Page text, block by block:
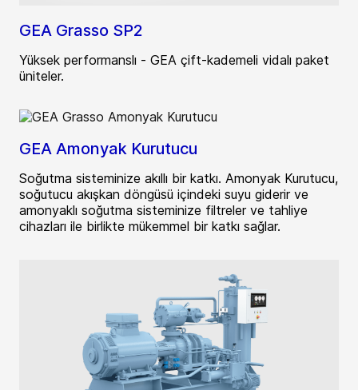
GEA Grasso SP2
Yüksek performanslı - GEA çift-kademeli vidalı paket
üniteler.
GEA Amonyak Kurutucu
Soğutma sisteminize akıllı bir katkı. Amonyak Kurutucu,
soğutucu akışkan döngüsü içindeki suyu giderir ve
amonyaklı soğutma sisteminize filtreler ve tahliye
cihazları ile birlikte mükemmel bir katkı sağlar.